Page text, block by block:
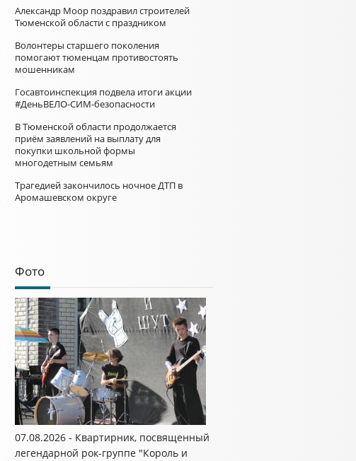
Александр Моор поздравил строителей
Тюменской области с праздником
Волонтеры старшего поколения
помогают тюменцам противостоять
мошенникам
Госавтоинспекция подвела итоги акции
#ДеньВЕЛО-СИМ-безопасности
В Тюменской области продолжается
приём заявлений на выплату для
покупки школьной формы
многодетным семьям
Трагедией закончилось ночное ДТП в
Аромашевском округе
Фото
07.08.2026 - Квартирник, посвященный
легендарной рок-группе "Король и